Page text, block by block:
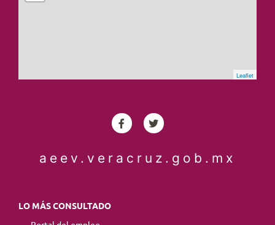
Leaflet
aeev.veracruz.gob.mx
LO MÁS CONSULTADO